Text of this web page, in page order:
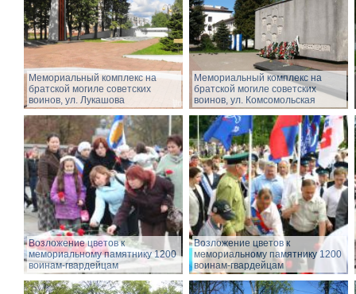
Мемориальный комплекс на
братской могиле советских
воинов, ул. Лукашова
Мемориальный комплекс на
братской могиле советских
воинов, ул. Комсомольская
Возложение цветов к
мемориальному памятнику 1200
воинам-гвардейцам
Возложение цветов к
мемориальному памятнику 1200
воинам-гвардейцам